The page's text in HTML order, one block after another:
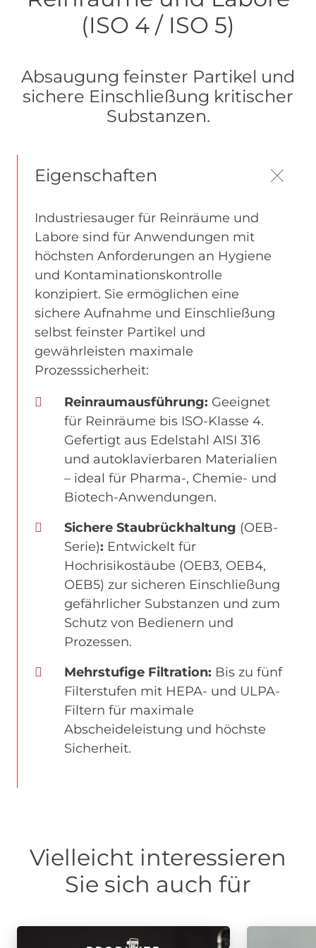
(ISO 4 / ISO 5)
Absaugung feinster Partikel und
sichere Einschließung kritischer
Substanzen.
Eigenschaften
Industriesauger für Reinräume und
Labore sind für Anwendungen mit
höchsten Anforderungen an Hygiene
und Kontaminationskontrolle
konzipiert. Sie ermöglichen eine
sichere Aufnahme und Einschließung
selbst feinster Partikel und
gewährleisten maximale
Prozesssicherheit:
Reinraumausführung: Geeignet
für Reinräume bis ISO-Klasse 4.
Gefertigt aus Edelstahl AISI 316
und autoklavierbaren Materialien
– ideal für Pharma-, Chemie- und
Biotech-Anwendungen.
Sichere Staubrückhaltung (OEB-
Serie): Entwickelt für
Hochrisikostäube (OEB3, OEB4,
OEB5) zur sicheren Einschließung
gefährlicher Substanzen und zum
Schutz von Bedienern und
Prozessen.
Mehrstufige Filtration: Bis zu fünf
Filterstufen mit HEPA- und ULPA-
Filtern für maximale
Abscheideleistung und höchste
Sicherheit.
Vielleicht interessieren
Sie sich auch für
Image